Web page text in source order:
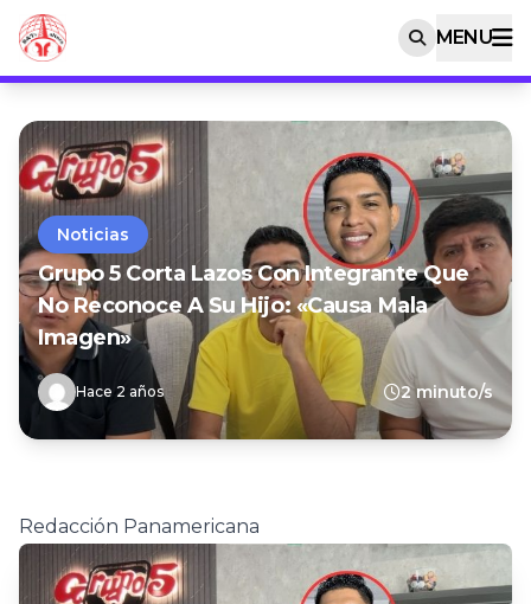
MENU
Noticias
Grupo 5 Corta Lazos Con Integrante Que
No Reconoce A Su Hijo: «Causa Mala
Imagen»
Hace 2 años 2 minuto/s
Redacción Panamericana